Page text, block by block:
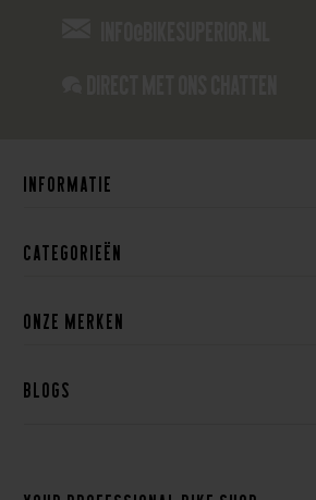
Informatie
Categorieën
Onze merken
Blogs